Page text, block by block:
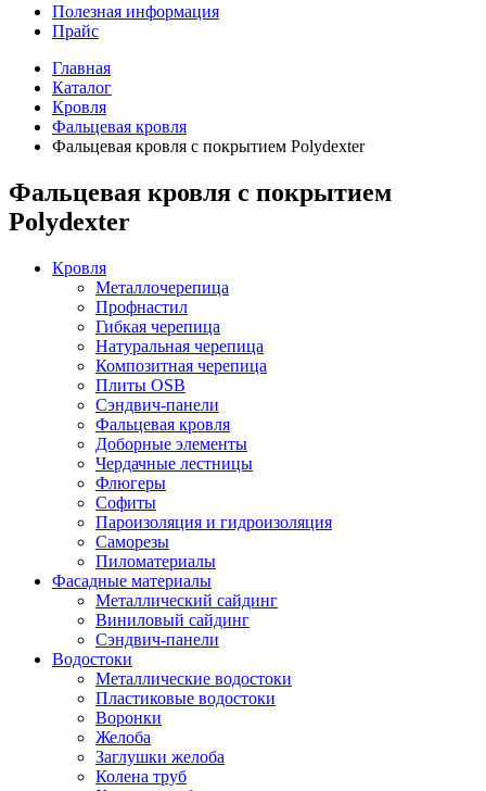
Полезная информация
Прайс
Главная
Каталог
Кровля
Фальцевая кровля
Фальцевая кровля с покрытием Polydexter
Фальцевая кровля с покрытием
Polydexter
Кровля
Металлочерепица
Профнастил
Гибкая черепица
Натуральная черепица
Композитная черепица
Плиты OSB
Сэндвич-панели
Фальцевая кровля
Доборные элементы
Чердачные лестницы
Флюгеры
Софиты
Пароизоляция и гидроизоляция
Саморезы
Пиломатериалы
Фасадные материалы
Металлический сайдинг
Виниловый сайдинг
Сэндвич-панели
Водостоки
Металлические водостоки
Пластиковые водостоки
Воронки
Желоба
Заглушки желоба
Колена труб